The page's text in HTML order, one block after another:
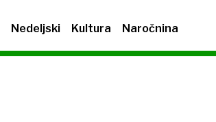
Nedeljski Kultura Naročnina